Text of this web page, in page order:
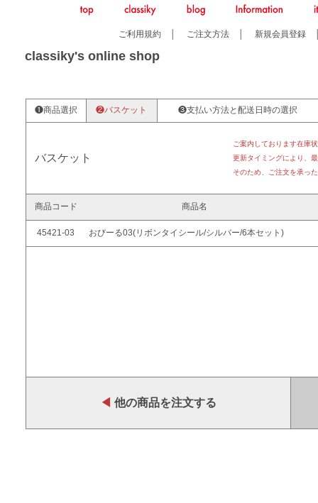
ご利用規約 ご注文方法 新規会員登録
classiky's online shop
❶商品選択 ❷バスケット ❸支払い方法と配送日時の選択
バスケット
ご案内しております在庫
更新タイミングにより、
そのため、ご注文を承っ
商品コード 商品名
45421-03 おびーる03(リボンタイシール/シルバー/6本セット)
◀ 他の商品を注文する